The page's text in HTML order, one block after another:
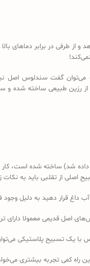
و از طرفی در برابر
می‌توان گفت سندلوس
شد) ساخته شده است،
از تقلبی باید به نکات
اصل قدیمی معمولا دارای
یک تسبیح پلاستیکی
راه کمی تجربه بیشتری